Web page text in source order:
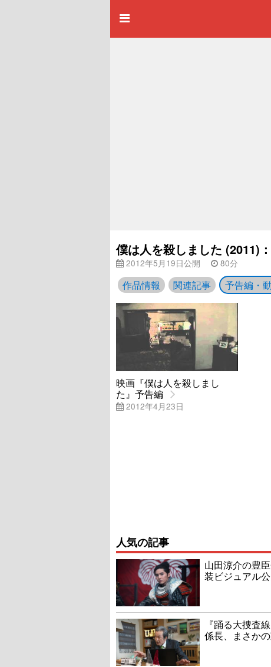
僕は人を殺しました (2011)
2012年5月19日公開 80分
作品情報 関連記事 予告編・
映画『僕は人を殺しまし
た』予告編
2012年4月23日
人気の記事
山田涼介の豊
装ビジュアル
『踊る大捜査
係長、まさか